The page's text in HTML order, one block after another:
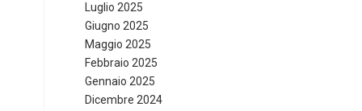
Luglio 2025
Giugno 2025
Maggio 2025
Febbraio 2025
Gennaio 2025
Dicembre 2024